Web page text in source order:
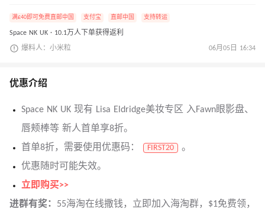
满£40即可免费直邮中国 支付宝 直邮中国 支持转运
Space NK UK · 10.1万人下单获得返利
爆料人：小米粒 06月05日 16:34
优惠介绍
Space NK UK 现有 Lisa Eldridge美妆专区 入Fawn眼影盘、
唇颊棒等 新人首单享8折。
首单8折，需要使用优惠码：
FIRST20
。
优惠随时可能失效。
立即购买>>
进群有奖： 55海淘在线撒钱，立即加入海淘群，$1免费领，